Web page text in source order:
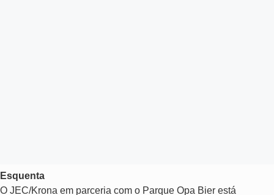
Esquenta
O JEC/Krona em parceria com o Parque Opa Bier está